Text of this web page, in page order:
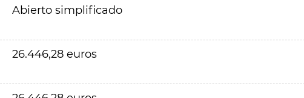
Abierto simplificado
26.446,28 euros